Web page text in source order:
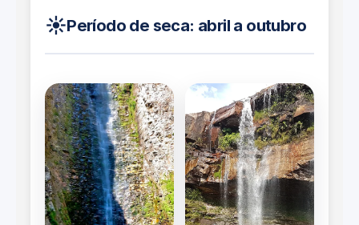
☀️Período de seca: abril a outubro